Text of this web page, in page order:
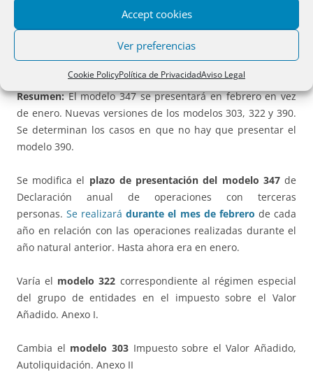
Accept cookies
Ver preferencias
Cookie PolicyPolítica de PrivacidadAviso Legal
de empresarios, profesionales y retenedores y 037
declaración censal simplificada de alta, modificación y baja
en el censo de empresarios, profesionales y retenedores; y
la Orden HAP/2194/2013, de 22 de noviembre.
Resumen:El modelo 347 se presentará en febrero en vez
de enero. Nuevas versiones de los modelos 303, 322 y 390.
Se determinan los casos en que no hay que presentar el
modelo 390.
Se modifica el plazo de presentación del modelo 347de
Declaración anual de operaciones con terceras
personas.Se realizarádurante el mes de febrero de cada
año en relación con las operaciones realizadas durante el
año natural anterior. Hasta ahora era en enero.
Varía el modelo 322 correspondiente al régimen especial
del grupo de entidades en el impuesto sobre el Valor
Añadido. Anexo I.
Cambia el modelo 303Impuesto sobre el Valor Añadido,
Autoliquidación. Anexo II